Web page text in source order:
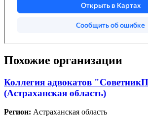
Похожие организации
Коллегия адвокатов
(Астраханская область)
Регион: Астраханская область